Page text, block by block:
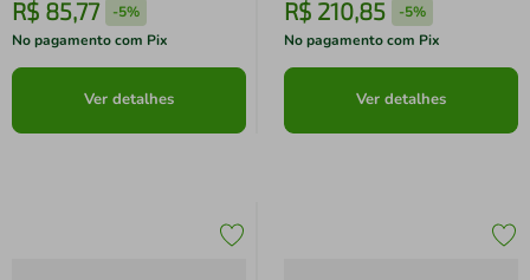
R$ 85,77 -5%
No pagamento com Pix
Ver detalhes
R$ 210,85 -5%
No pagamento com Pix
Ver detalhes